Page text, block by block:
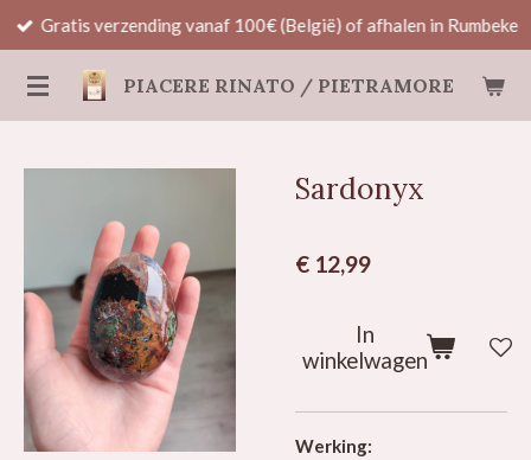
Ga
naar
de
PIACERE RINATO / PIETRAMORE
Gratis verzending vanaf 100€ (België) of afhalen in Rumbeke
Sardonyx
€ 12,99
In
winkelwagen
Werking: